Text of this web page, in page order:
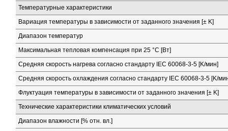
Температурные характеристики
Вариация температуры в зависимости от заданного значения [± K]
Диапазон температур
Максимальная тепловая компенсация при 25 °C [Вт]
Средняя скорость нагрева согласно стандарту IEC 60068-3-5 [K/мин]
Средняя скорость охлаждения согласно стандарту IEC 60068-3-5 [K/
Флуктуация температуры в зависимости от заданного значения [± K]
Технические характеристики климатических условий
Диапазон влажности [% отн. вл.]